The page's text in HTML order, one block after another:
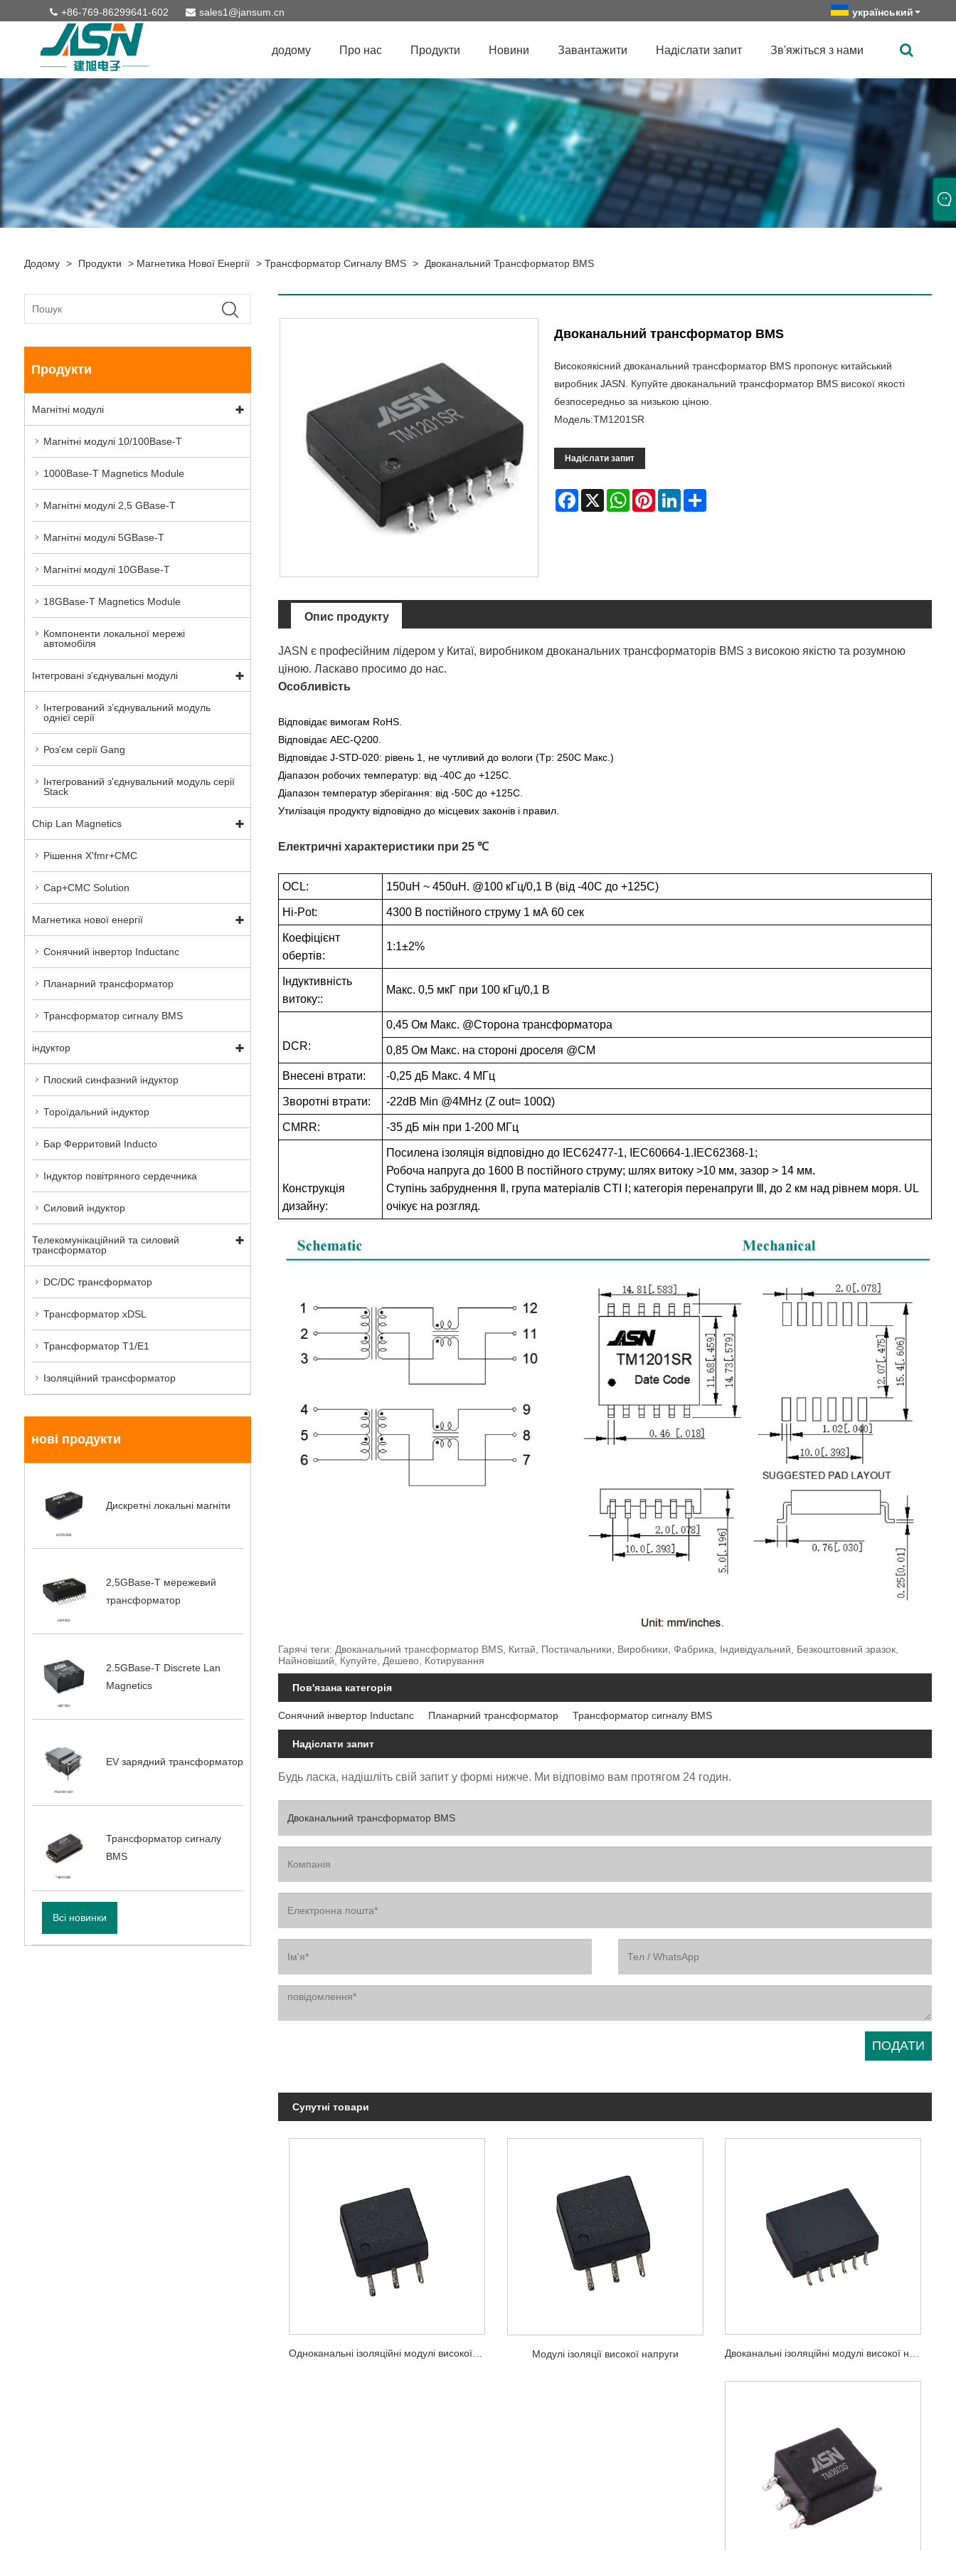
+86-769-86299641-602 sales1@jansum.cn український
додому Про нас Продукти Новини Завантажити Надіслати запит Зв'яжіться з нами
Додому > Продукти > Магнетика Нової Енергії > Трансформатор Сигналу BMS > Двоканальний Трансформатор BMS
Продукти
Магнітні модулі
Магнітні модулі 10/100Base-T
1000Base-T Magnetics Module
Магнітні модулі 2,5 GBase-T
Магнітні модулі 5GBase-T
Магнітні модулі 10GBase-T
18GBase-T Magnetics Module
Компоненти локальної мережі
автомобіля
Інтегровані з'єднувальні модулі
Інтегрований з’єднувальний модуль
однієї серії
Роз'єм серії Gang
Інтегрований з'єднувальний модуль серії
Stack
Chip Lan Magnetics
Рішення X'fmr+CMC
Cap+CMC Solution
Магнетика нової енергії
Сонячний інвертор Inductanc
Планарний трансформатор
Трансформатор сигналу BMS
індуктор
Плоский синфазний індуктор
Тороїдальний індуктор
Бар Ферритовий Inducto
Індуктор повітряного сердечника
Силовий індуктор
Телекомунікаційний та силовий
трансформатор
DC/DC трансформатор
Трансформатор xDSL
Трансформатор T1/E1
Ізоляційний трансформатор
нові продукти
Дискретні локальні магніти
2,5GBase-T мережевий
трансформатор
2.5GBase-T Discrete Lan
Magnetics
EV зарядний трансформатор
Трансформатор сигналу
BMS
Всі новинки
Двоканальний трансформатор BMS
Високоякісний двоканальний трансформатор BMS пропонує китайський
виробник JASN. Купуйте двоканальний трансформатор BMS високої якості
безпосередньо за низькою ціною.
Модель:TM1201SR
Надіслати запит
Facebook
X WhatsAppPinterestLinkedIn
Опис продукту
JASN є професійним лідером у Китаї, виробником двоканальних трансформаторів BMS з високою якістю та розумною
ціною. Ласкаво просимо до нас.
Особливість
Відповідає вимогам RoHS.
Відповідає AEC-Q200.
Відповідає J-STD-020: рівень 1, не чутливий до вологи (Tp: 250C Макс.)
Діапазон робочих температур: від -40С до +125С.
Діапазон температур зберігання: від -50С до +125С.
Утилізація продукту відповідно до місцевих законів і правил.
Електричні характеристики при 25 ℃
OCL: 150uH ~ 450uH. @100 кГц/0,1 В (від -40C до +125C)
Hi-Pot: 4300 В постійного струму 1 мА 60 сек
Коефіцієнт
обертів:
1:1±2%
Індуктивність
витоку::
Макс. 0,5 мкГ при 100 кГц/0,1 В
DCR:
0,45 Ом Макс. @Сторона трансформатора
0,85 Ом Макс. на стороні дроселя @CM
Внесені втрати: -0,25 дБ Макс. 4 МГц
Зворотні втрати: -22dB Min @4MHz (Z out= 100Ω)
CMRR: -35 дБ мін при 1-200 МГц
Конструкція
дизайну:
Посилена ізоляція відповідно до IEC62477-1, IEC60664-1.IEC62368-1;
Робоча напруга до 1600 В постійного струму; шлях витоку >10 мм, зазор > 14 мм.
Ступінь забруднення Ⅱ, група матеріалів CTI Ⅰ; категорія перенапруги Ⅲ, до 2 км над рівнем моря. UL
очікує на розгляд.
Гарячі теги: Двоканальний трансформатор BMS, Китай, Постачальники, Виробники, Фабрика, Індивідуальний, Безкоштовний зразок,
Найновіший, Купуйте, Дешево, Котирування
Пов'язана категорія
Сонячний інвертор Inductanc Планарний трансформатор Трансформатор сигналу BMS
Надіслати запит
Будь ласка, надішліть свій запит у формі нижче. Ми відповімо вам протягом 24 годин.
Супутні товари
Одноканальні ізоляційні модулі високої напруги Модулі ізоляції високої напруги Двоканальні ізоляційні модулі високої напруги